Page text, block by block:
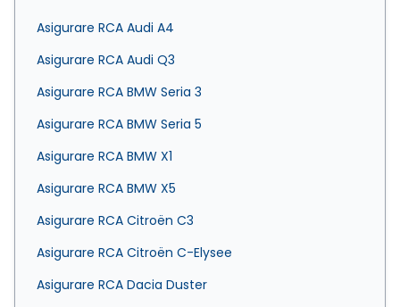
Asigurare RCA Audi A4
Asigurare RCA Audi Q3
Asigurare RCA BMW Seria 3
Asigurare RCA BMW Seria 5
Asigurare RCA BMW X1
Asigurare RCA BMW X5
Asigurare RCA Citroën C3
Asigurare RCA Citroën C-Elysee
Asigurare RCA Dacia Duster